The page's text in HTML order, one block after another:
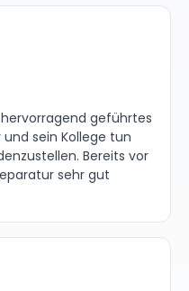
geführtes
sein Kollege tun
Bereits vor
sehr gut